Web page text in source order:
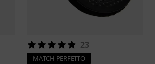
23
MATCH PERFETTO